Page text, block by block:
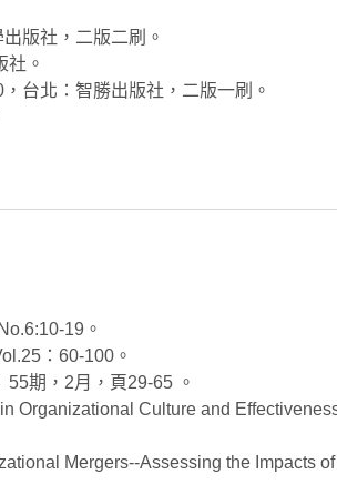
版社，二版二刷。
社。
台北：智勝出版社，二版一刷。
19。
：60-100。
期，2月，頁29-65 。
Organizational Culture and
Mergers--Assessing the Impacts